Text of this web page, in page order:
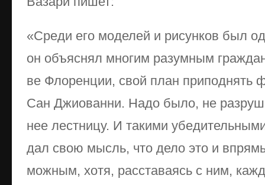
«Сре­ди его мо­де­лей и ри­сун­ков был
он объ­яс­нял мно­гим ра­зум­ным
ве Фло­рен­ции, свой план при­под­нять
Сан Джио­ван­ни. На­до бы­ло, не
нее ле­ст­ни­цу. И та­ки­ми
дал свою мысль, что де­ло это и
мож­ным, хо­тя, рас­ста­ва­ясь с ним,